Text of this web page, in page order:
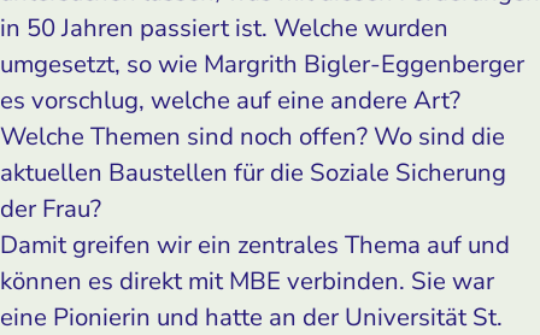
in 50 Jahren passiert ist. Welche wurden
umgesetzt, so wie Margrith Bigler-Eggenberger
es vorschlug, welche auf eine andere Art?
Welche Themen sind noch offen? Wo sind die
aktuellen Baustellen für die Soziale Sicherung
der Frau?
Damit greifen wir ein zentrales Thema auf und
können es direkt mit MBE verbinden. Sie war
eine Pionierin und hatte an der Universität St.